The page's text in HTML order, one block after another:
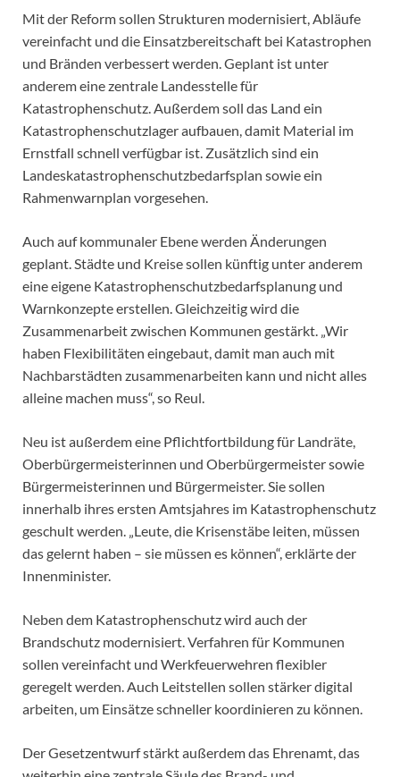
Mit der Reform sollen Strukturen modernisiert, Abläufe
vereinfacht und die Einsatzbereitschaft bei Katastrophen
und Bränden verbessert werden. Geplant ist unter
anderem eine zentrale Landesstelle für
Katastrophenschutz. Außerdem soll das Land ein
Katastrophenschutzlager aufbauen, damit Material im
Ernstfall schnell verfügbar ist. Zusätzlich sind ein
Landeskatastrophenschutzbedarfsplan sowie ein
Rahmenwarnplan vorgesehen.
Auch auf kommunaler Ebene werden Änderungen
geplant. Städte und Kreise sollen künftig unter anderem
eine eigene Katastrophenschutzbedarfsplanung und
Warnkonzepte erstellen. Gleichzeitig wird die
Zusammenarbeit zwischen Kommunen gestärkt. „Wir
haben Flexibilitäten eingebaut, damit man auch mit
Nachbarstädten zusammenarbeiten kann und nicht alles
alleine machen muss“, so Reul.
Neu ist außerdem eine Pflichtfortbildung für Landräte,
Oberbürgermeisterinnen und Oberbürgermeister sowie
Bürgermeisterinnen und Bürgermeister. Sie sollen
innerhalb ihres ersten Amtsjahres im Katastrophenschutz
geschult werden. „Leute, die Krisenstäbe leiten, müssen
das gelernt haben – sie müssen es können“, erklärte der
Innenminister.
Neben dem Katastrophenschutz wird auch der
Brandschutz modernisiert. Verfahren für Kommunen
sollen vereinfacht und Werkfeuerwehren flexibler
geregelt werden. Auch Leitstellen sollen stärker digital
arbeiten, um Einsätze schneller koordinieren zu können.
Der Gesetzentwurf stärkt außerdem das Ehrenamt, das